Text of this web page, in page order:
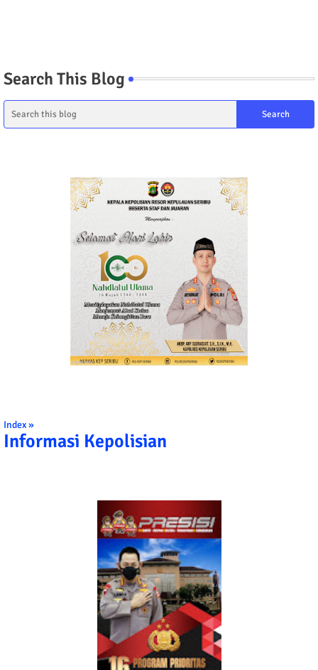
Search This Blog
Index »
Informasi Kepolisian